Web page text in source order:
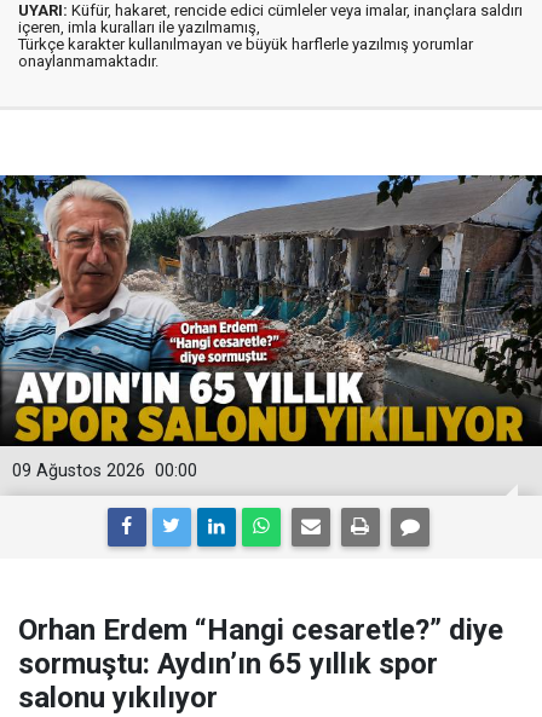
UYARI: Küfür, hakaret, rencide edici cümleler veya imalar, inançlara saldırı
içeren, imla kuralları ile yazılmamış,
Türkçe karakter kullanılmayan ve büyük harflerle yazılmış yorumlar
onaylanmamaktadır.
00:00
09 Ağustos 2026
Orhan Erdem “Hangi cesaretle?” diye
sormuştu: Aydın’ın 65 yıllık spor
salonu yıkılıyor